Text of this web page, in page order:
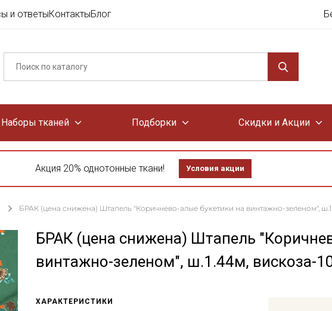
и ответыКонтактыБлог
Наборы тканей Подборки Скидки и Акции
Акция 20% однотонные ткани! Условия акции
БРАК (цена снижена) Штапель "Коричнево-алые букетики на винтажно-зеленом",
БРАК (цена снижена) Штапель
винтажно-зеленом", ш.1.44м, вискоза-
ХАРАКТЕРИСТИКИ